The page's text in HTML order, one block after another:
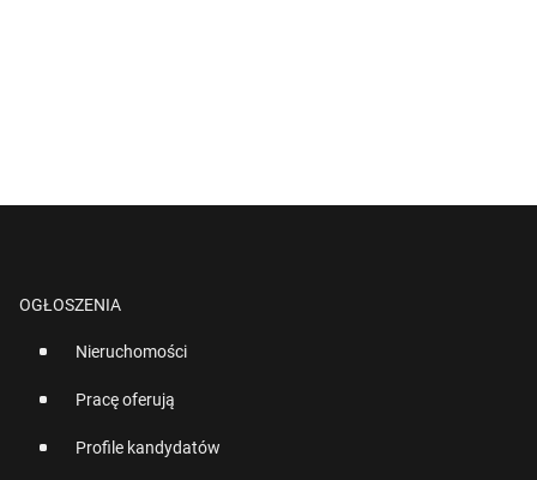
OGŁOSZENIA
Nieruchomości
Pracę oferują
Profile kandydatów